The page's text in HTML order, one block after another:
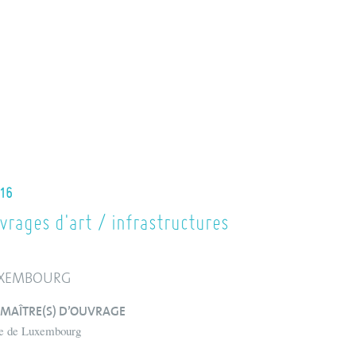
d'art / infrastructures
MAÎTRE(S) D’OUVRAGE
de Luxembourg